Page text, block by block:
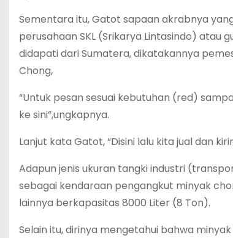
Sementara itu, Gatot sapaan akrabnya
perusahaan SKL (Srikarya Lintasindo) atau
didapati dari Sumatera, dikatakannya
Chong,
“Untuk pesan sesuai kebutuhan (red)
ke sini”,ungkapnya.
Lanjut kata Gatot, “Disini lalu kita jual dan
Adapun jenis ukuran tangki industri
sebagai kendaraan pengangkut minyak
lainnya berkapasitas 8000 Liter (8 Ton).
Selain itu, dirinya mengetahui bahwa